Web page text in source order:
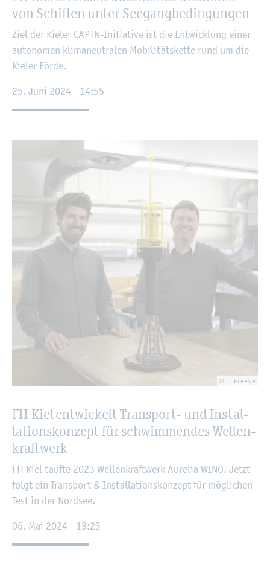
von Schif­fen unter See­gang­be­din­gun­gen
Ziel der Kie­ler CAPTN-In­itia­ti­ve ist die Ent­wick­lung einer
au­to­no­men kli­ma­neu­tra­len Mo­bi­li­täts­ket­te rund um die
Kie­ler Förde.
25. Juni 2024 - 14:55
© L. Free­se
FH Kiel ent­wi­ckelt Trans­port- und In­stal­
la­ti­ons­kon­zept für schwim­men­des Wel­len­
kraft­werk
FH Kiel tauf­te 2023 Wel­len­kraft­werk Au­re­lia WINO. Jetzt
folgt ein Trans­port & In­stal­la­ti­ons­kon­zept für mög­li­chen
Test in der Nord­see.
06. Mai 2024 - 13:23